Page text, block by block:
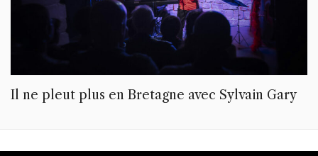
Il ne pleut plus en Bretagne avec Sylvain Gary